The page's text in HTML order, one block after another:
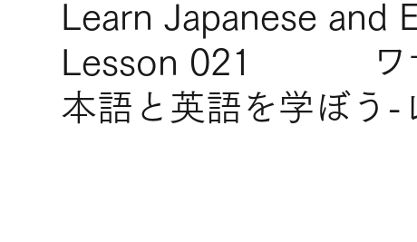
Learn Japanese and
Lesson 021 ワザ
本語と英語を学ぼう-